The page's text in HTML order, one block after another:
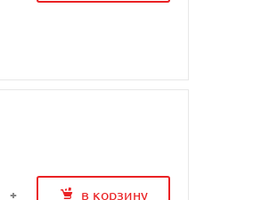
+ в корзину